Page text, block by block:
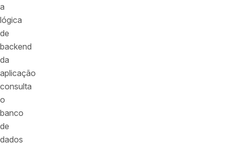
a
lógica
de
backend
da
aplicação
consulta
o
banco
de
dados